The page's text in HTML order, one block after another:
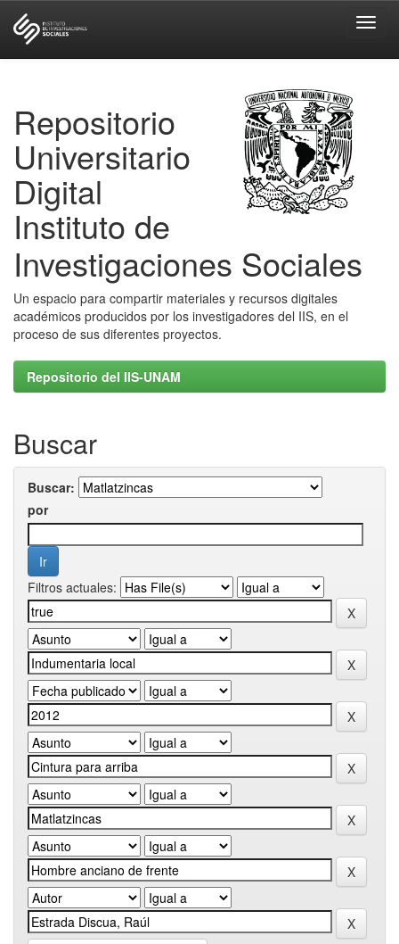
Repositorio
Universitario
Digital
Instituto de
Investigaciones Sociales
Un espacio para compartir materiales y recursos digitales
académicos producidos por los investigadores del IIS, en el
proceso de sus diferentes proyectos.
Repositorio del IIS-UNAM
Buscar
Buscar:
por
Filtros actuales: